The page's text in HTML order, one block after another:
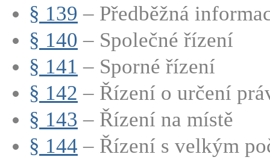
§ 139 – Předběžná
§ 140 – Společné řízení
§ 141 – Sporné řízení
§ 142 – Řízení o určení
§ 143 – Řízení na místě
§ 144 – Řízení s velkým